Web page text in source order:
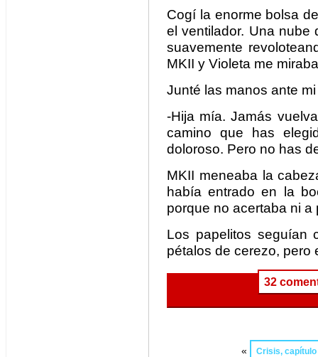
Cogí la enorme bolsa
el ventilador. Una nube
suavemente
MKII y Violeta me
Junté las manos ante
-Hija mía. Jamás
camino que has
doloroso. Pero no has
MKII meneaba la
había entrado en la
porque no acertaba ni a
Los papelitos seguían
pétalos de cerezo, pero
32
« Crisis,